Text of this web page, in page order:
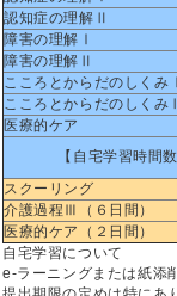
認知症の理解Ⅱ
障害の理解Ⅰ
障害の理解Ⅱ
こころとからだのしくみⅠ
こころとからだのしくみ
医療的ケア
【自宅学習時間数
スクーリング
介護過程Ⅲ（６日間）
医療的ケア（２日間）
自宅学習について
e-ラーニングまたは紙添